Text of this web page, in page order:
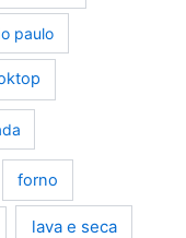
paulo
forno
lava e seca